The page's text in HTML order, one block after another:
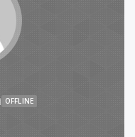
OFFLINE